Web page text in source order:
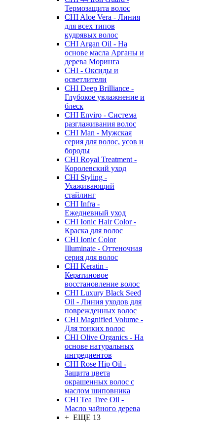
Термозащита волос
CHI Aloe Vera - Линия
для всех типов
кудрявых волос
CHI Argan Oil - На
основе масла Арганы и
дерева Моринга
CHI - Оксиды и
осветлители
CHI Deep Brilliance -
Глубокое увлажнение и
блеск
CHI Enviro - Система
разглаживания волос
CHI Man - Мужская
серия для волос, усов и
бороды
CHI Royal Treatment -
Королевский уход
CHI Styling -
Ухаживающий
стайлинг
CHI Infra -
Ежедневный уход
CHI Ionic Hair Color -
Краска для волос
CHI Ionic Color
Illuminate - Оттеночная
серия для волос
CHI Keratin -
Кератиновое
восстановление волос
CHI Luxury Black Seed
Oil - Линия уходов для
поврежденных волос
CHI Magnified Volume -
Для тонких волос
CHI Olive Organics - На
основе натуральных
ингредиентов
CHI Rose Hip Oil -
Защита цвета
окрашенных волос с
маслом шиповника
CHI Tea Tree Oil -
Масло чайного дерева
+ ЕЩЕ 13